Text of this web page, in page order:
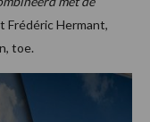
Frédéric Hermant,
toe.